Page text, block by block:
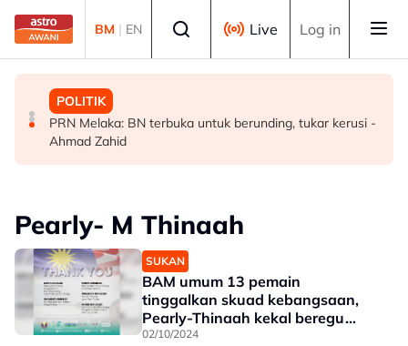
Skip to main content
BM | EN Live Log in
MALAYSIA
Malaysia bakal bina kilang fraksinasi plasma sendiri
dalam tempoh lima tahun - KKM
MALAYSIA
Rundingan import udang Thailand dijangka selesai
pertengahan bulan ini - Mohamad
POLITIK
PRN Melaka: BN terbuka untuk berunding, tukar kerusi -
Ahmad Zahid
Pearly- M Thinaah
SUKAN
BAM umum 13 pemain
tinggalkan skuad kebangsaan,
Pearly-Thinaah kekal beregu
wanita
02/10/2024